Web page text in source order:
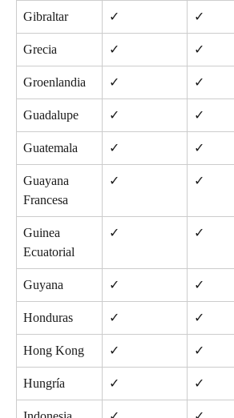
Gibraltar ✓ ✓
Grecia ✓ ✓
Groenlandia ✓ ✓
Guadalupe ✓ ✓
Guatemala ✓ ✓
Guayana
Francesa
✓ ✓
Guinea
Ecuatorial
✓ ✓
Guyana ✓ ✓
Honduras ✓ ✓
Hong Kong ✓ ✓
Hungría ✓ ✓